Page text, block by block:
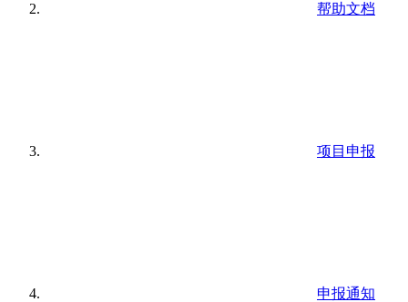
帮助文档
项目申报
申报通知